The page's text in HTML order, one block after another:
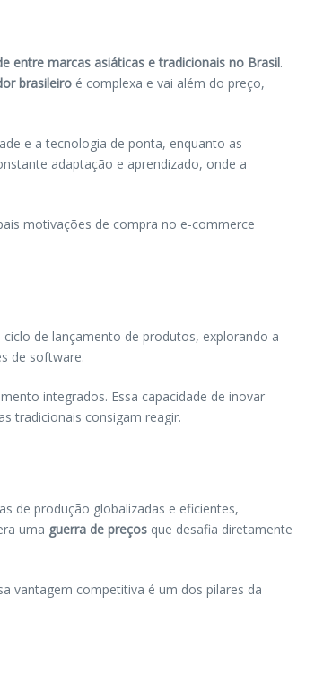
entre marcas asiáticas e tradicionais no Brasil.
brasileiro é complexa e vai além do preço,
e a tecnologia de ponta, enquanto as
adaptação e aprendizado, onde a
motivações de compra no e-commerce
de lançamento de produtos, explorando a
de software.
integrados. Essa capacidade de inovar
tradicionais consigam reagir.
de produção globalizadas e eficientes,
uma guerra de preços que desafia diretamente
vantagem competitiva é um dos pilares da